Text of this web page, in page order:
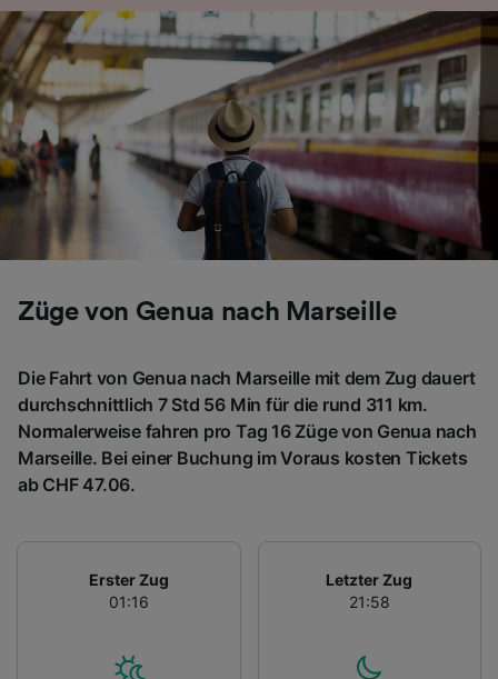
Züge von Genua nach Marseille
Die Fahrt von Genua nach Marseille mit dem Zug dauert
durchschnittlich 7 Std 56 Min für die rund 311 km.
Normalerweise fahren pro Tag 16 Züge von Genua nach
Marseille. Bei einer Buchung im Voraus kosten Tickets
ab CHF 47.06.
Erster Zug
01:16
Letzter Zug
21:58
Entwicklung und Verbesserung von
Angeboten.
Liste der Partner (Lieferanten)